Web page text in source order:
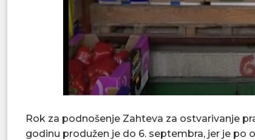
Rok za podnošenje Zahteva za ostvarivanje
godinu produžen je do 6. septembra, jer je po